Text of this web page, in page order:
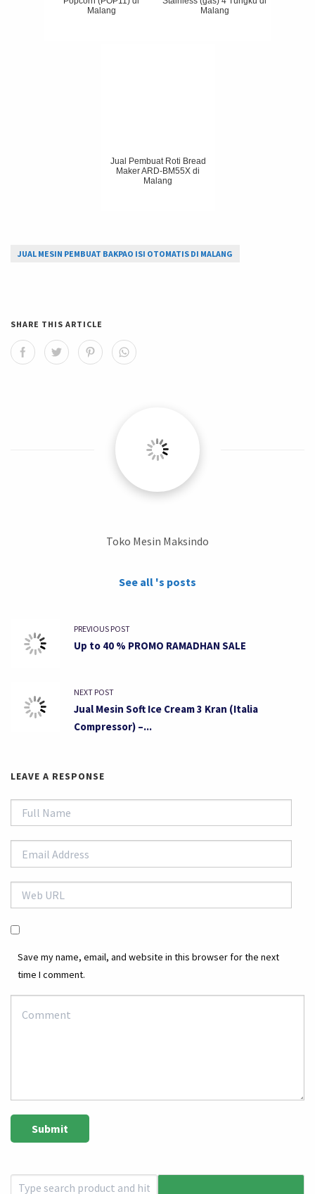
Malang
Malang
Jual Pembuat Roti Bread
Maker ARD-BM55X di
Malang
JUAL MESIN PEMBUAT BAKPAO ISI OTOMATIS DI MALANG
SHARE THIS ARTICLE
Toko Mesin Maksindo
See all 's posts
PREVIOUS POST
Up to 40 % PROMO RAMADHAN SALE
NEXT POST
Jual Mesin Soft Ice Cream 3 Kran (Italia
Compressor) –...
LEAVE A RESPONSE
Save my name, email, and website in this browser for the next
time I comment.